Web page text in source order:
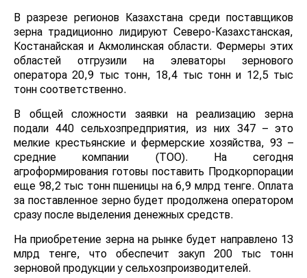
В разрезе регионов Казахстана среди поставщиков
зерна традиционно лидируют Северо-Казахстанская,
Костанайская и Акмолинская области. Фермеры этих
областей отгрузили на элеваторы зернового
оператора 20,9 тыс тонн, 18,4 тыс тонн и 12,5 тыс
тонн соответственно.
В общей сложности заявки на реализацию зерна
подали 440 сельхозпредприятия, из них 347 – это
мелкие крестьянские и фермерские хозяйства, 93 –
средние компании (ТОО). На сегодня
агроформирования готовы поставить Продкорпорации
еще 98,2 тыс тонн пшеницы на 6,9 млрд тенге. Оплата
за поставленное зерно будет продолжена оператором
сразу после выделения денежных средств.
На приобретение зерна на рынке будет направлено 13
млрд тенге, что обеспечит закуп 200 тыс тонн
зерновой продукции у сельхозпроизводителей.